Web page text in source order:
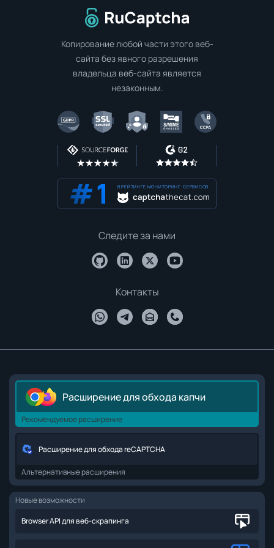
Перейти на главную страницу
Копирование любой части этого веб-
сайта без явного разрешения
владельца веб-сайта является
незаконным.
В РЕЙТИНГЕ МОНИТОРИНГ-СЕРВИСОВ
Следите за нами
Контакты
Расширение для обхода капчи
Рекомендуемое расширение
Расширение для обхода reCAPTCHA
Альтернативные расширения
Новые возможности
Browser API для веб-скрапинга